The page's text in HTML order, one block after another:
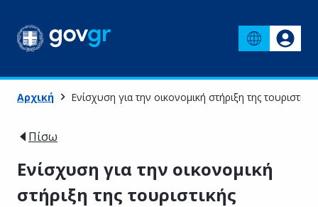
Αρχική Ενίσχυση για την οικονομική στήριξη της
Πίσω
Ενίσχυση για την οικονομική
στήριξη της τουριστικής